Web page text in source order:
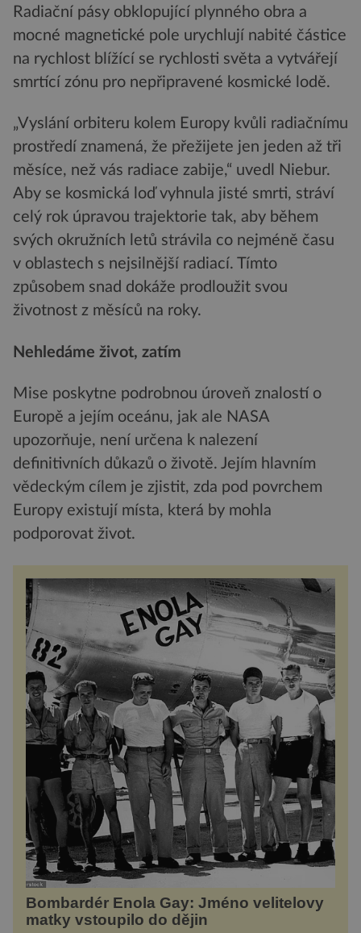
Radiační pásy obklopující plynného obra a
mocné magnetické pole urychlují nabité částice
na rychlost blížící se rychlosti světa a vytvářejí
smrtící zónu pro nepřipravené kosmické lodě.
„Vyslání orbiteru kolem Europy kvůli radiačnímu
prostředí znamená, že přežijete jen jeden až tři
měsíce, než vás radiace zabije,“ uvedl Niebur.
Aby se kosmická loď vyhnula jisté smrti, stráví
celý rok úpravou trajektorie tak, aby během
svých okružních letů strávila co nejméně času
v oblastech s nejsilnější radiací. Tímto
způsobem snad dokáže prodloužit svou
životnost z měsíců na roky.
Nehledáme život, zatím
Mise poskytne podrobnou úroveň znalostí o
Europě a jejím oceánu, jak ale NASA
upozorňuje, není určena k nalezení
definitivních důkazů o životě. Jejím hlavním
vědeckým cílem je zjistit, zda pod povrchem
Europy existují místa, která by mohla
podporovat život.
Bombardér Enola Gay: Jméno velitelovy
matky vstoupilo do dějin